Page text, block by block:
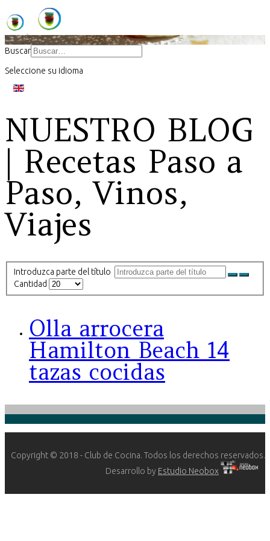
Buscar
Seleccione su idioma
NUESTRO BLOG
| Recetas Paso a
Paso, Vinos,
Viajes
Introduzca parte del título
Cantidad
Olla arrocera
Hamilton Beach 14
tazas cocidas
Copyright © 2018 - Club de Cocina. Todos los derechos reservados.
Desarrollo by Estudio Neobox